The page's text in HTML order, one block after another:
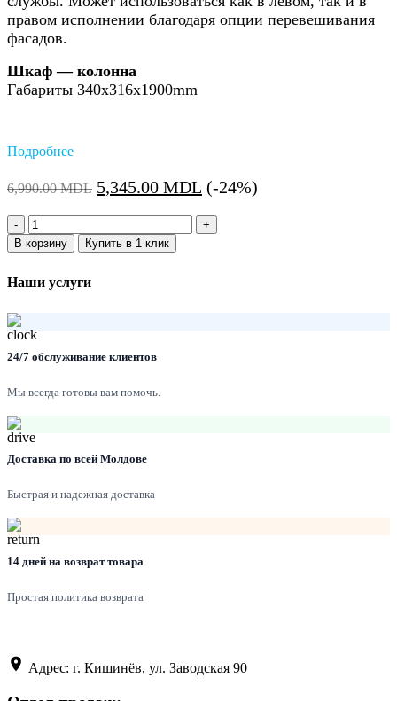
правом исполнении благодаря опции перевешивания
фасадов.
Шкаф — колонна
Габариты 340x316x1900mm
Подробнее
6,990.00MDL Первоначальная
6,990.00 MDL.
5,345.00 MDL Текущая
5,345.00 MDL.
(-24%)
Количество:
В корзину Купить в 1 клик
Наши услуги
24/7 обслуживание клиентов
Мы всегда готовы вам помочь.
Доставка по всей Молдове
Быстрая и надежная доставка
14 дней на возврат товара
Простая политика возврата
Адрес: г. Кишинёв, ул. Заводская 90